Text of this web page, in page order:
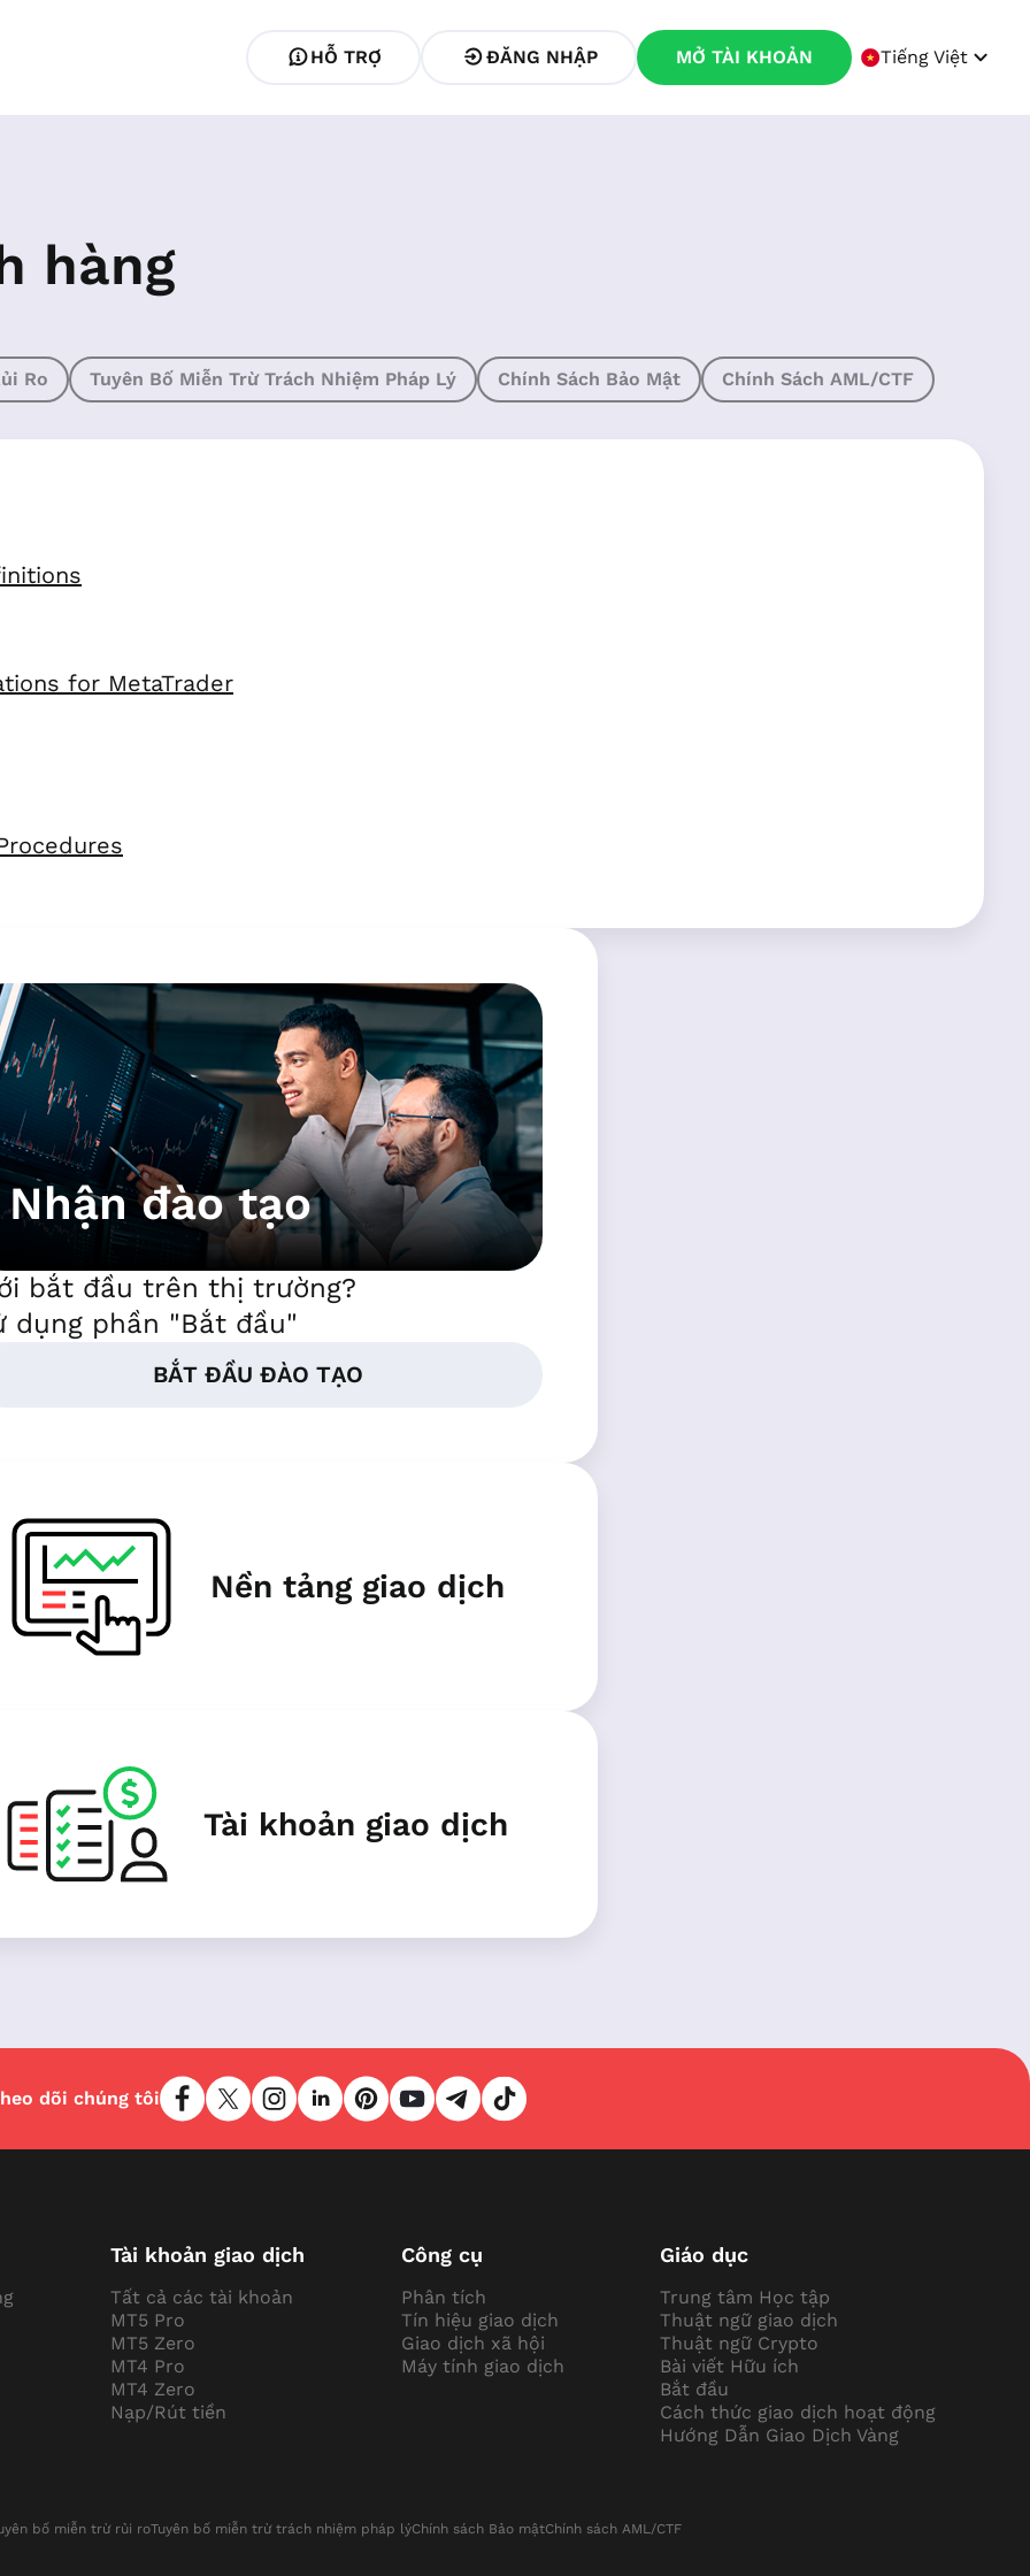
HỖ TRỢ ĐĂNG NHẬP MỞ TÀI KHOẢN Tiếng Việt
hàng
Ro Tuyên Bố Miễn Trừ Trách Nhiệm Pháp Lý Chính Sách Bảo Mật Chính Sách AML/CTF
for MetaTrader
Nhận đào tạo
bắt đầu trên thị trường?
dụng phần "Bắt đầu"
BẮT ĐẦU ĐÀO TẠO
Nền tảng giao dịch
Tài khoản giao dịch
dõi chúng tôi
Tài khoản giao dịch
Tất cả các tài khoản
MT5 Pro
MT5 Zero
MT4 Pro
MT4 Zero
Nạp/Rút tiền
Công cụ
Phân tích
Tín hiệu giao dịch
Giao dịch xã hội
Máy tính giao dịch
Giáo dục
Trung tâm Học tập
Thuật ngữ giao dịch
Thuật ngữ Crypto
Bài viết Hữu ích
Bắt đầu
Cách thức giao dịch hoạt động
Hướng Dẫn Giao Dịch Vàng
bố miễn trừ rủi roTuyên bố miễn trừ trách nhiệm pháp lýChính sách Bảo mậtChính sách AML/CTF